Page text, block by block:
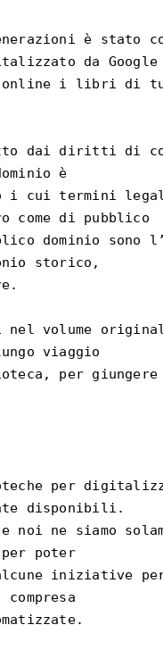
è stato
da Google
online i libri di
dai diritti di
è
o i cui termini
come di pubblico
dominio sono
storico,
nel volume
viaggio
per
per
disponibili.
noi ne siamo
poter
iniziative